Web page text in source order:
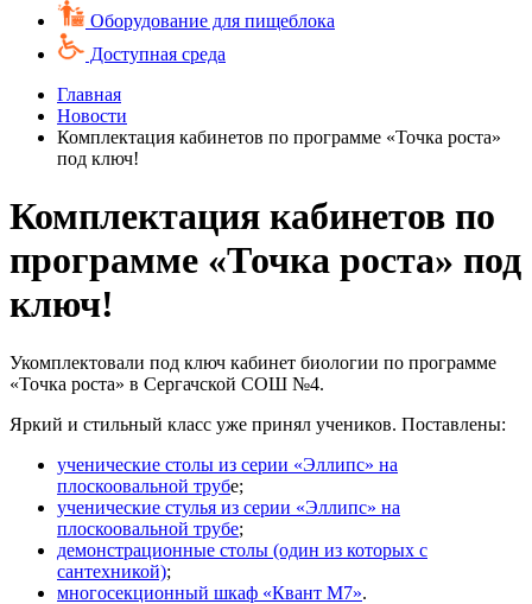
Оборудование для пищеблока
Доступная среда
Главная
Новости
Комплектация кабинетов по программе «Точка роста»
под ключ!
Комплектация кабинетов по
программе «Точка роста» под
ключ!
Укомплектовали под ключ кабинет биологии по программе
«Точка роста» в Сергачской СОШ №4.
Яркий и стильный класс уже принял учеников. Поставлены:
ученические столы из серии «Эллипс» на
плоскоовальной трубе;
ученические стулья из серии «Эллипс» на
плоскоовальной трубе;
демонстрационные столы (один из которых с
сантехникой);
многосекционный шкаф «Квант М7».